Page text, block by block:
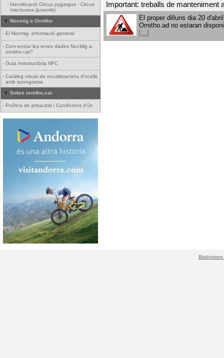
- Identificació Circus pygargus - Circus
macrourus (juvenils)
Nocmig a Ornitho
- El Nocmig- informació general
- Com entrar les teves dades NocMig a
ornitho.cat?
- Guia introductòria NFC
- Catàleg visual de vocalitzacions d'ocells
amb sonograma
Sobre ornitho.cat
- Política de privacitat i Condicions d'ús
Important: treballs de manteniment
El proper dilluns dia 20
Ornitho.ad no estaran
[...]
Biolovision